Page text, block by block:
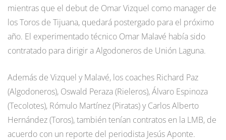
mientras que el debut de Omar Vizquel como manager de
los Toros de Tijuana, quedará postergado para el próximo
año. El experimentado técnico Omar Malavé había sido
contratado para dirigir a Algodoneros de Unión Laguna.
Además de Vizquel y Malavé, los coaches Richard Paz
(Algodoneros), Oswald Peraza (Rieleros), Álvaro Espinoza
(Tecolotes), Rómulo Martínez (Piratas) y Carlos Alberto
Hernández (Toros), también tenían contratos en la LMB, de
acuerdo con un reporte del periodista Jesús Aponte.